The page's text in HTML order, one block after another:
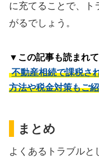
に充てることで、ト
がるでしょう。
▼この記事も読まれ
不動産相続で課税さ
方法や税金対策もご
まとめ
よくあるトラブルと